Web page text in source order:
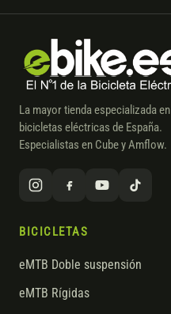
La mayor tienda especializada en
bicicletas eléctricas de España.
Especialistas en Cube y Amflow.
BICICLETAS
eMTB Doble suspensión
eMTB Rígidas